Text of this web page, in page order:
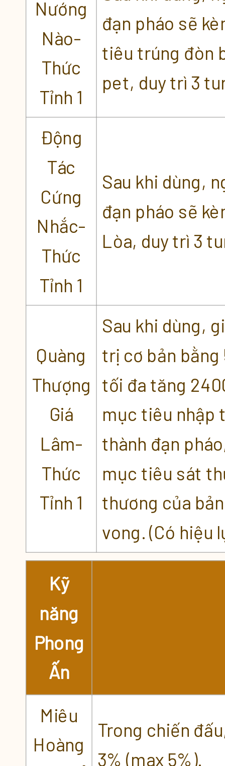
Nướng
Nào-
Thức
Tỉnh 1
đạn pháo sẽ
tiêu trúng đòn
pet, duy trì 3
Động
Tác
Cứng
Nhắc-
Thức
Tỉnh 1
Sau khi dùng,
đạn pháo sẽ
Lòa, duy trì 3
Quàng
Thượng
Giá
Lâm-
Thức
Tỉnh 1
Sau khi dùng,
trị cơ bản
tối đa tăng
mục tiêu nhập
thành đạn
mục tiêu sát
thương của
vong. (Có hiệu
Kỹ
năng
Phong
Ấn
Miêu
Hoàng
Trong chiến
3% (max 5%).